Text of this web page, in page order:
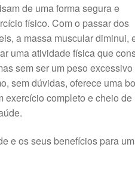
de uma forma segura e
físico. Com o passar dos
a massa muscular diminui,
uma atividade física que
sem ser um peso excessivo
sem dúvidas, oferece uma
exercício completo e cheio de
e os seus benefícios para